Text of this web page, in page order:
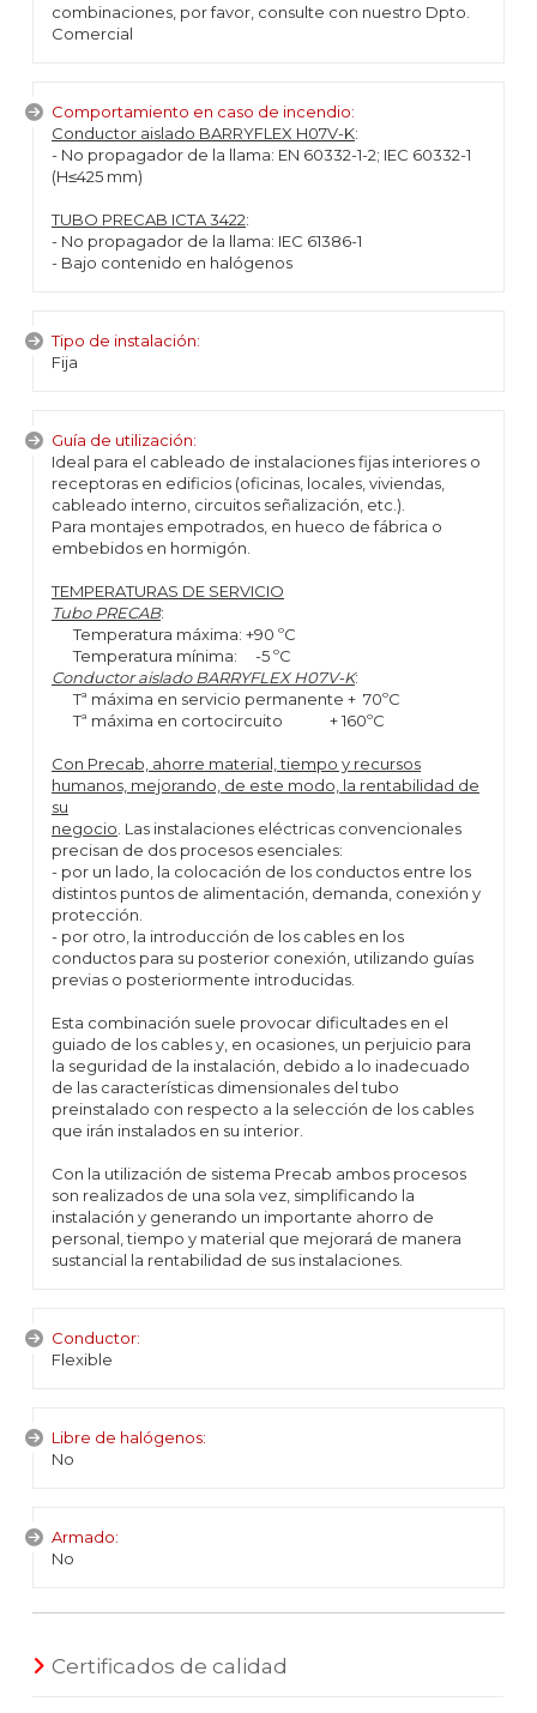
combinaciones, por favor, consulte con nuestro Dpto.
Comercial
Comportamiento en caso de incendio:
Conductor aislado BARRYFLEX H07V-K:
- No propagador de la llama: EN 60332-1-2; IEC 60332-1
(H≤425 mm)
TUBO PRECAB ICTA 3422:
- No propagador de la llama: IEC 61386-1
- Bajo contenido en halógenos
Tipo de instalación:
Fija
Guía de utilización:
Ideal para el cableado de instalaciones fijas interiores o
receptoras en edificios (oficinas, locales, viviendas,
cableado interno, circuitos señalización, etc.).
Para montajes empotrados, en hueco de fábrica o
embebidos en hormigón.
TEMPERATURAS DE SERVICIO
Tubo PRECAB:
Temperatura máxima: +90 ºC
Temperatura mínima: -5 ºC
Conductor aislado BARRYFLEX H07V-K:
Tª máxima en servicio permanente + 70ºC
Tª máxima en cortocircuito + 160ºC
Con Precab, ahorre material, tiempo y recursos
humanos, mejorando, de este modo, la rentabilidad de
su
negocio . Las instalaciones eléctricas convencionales
precisan de dos procesos esenciales:
- por un lado, la colocación de los conductos entre los
distintos puntos de alimentación, demanda, conexión y
protección.
- por otro, la introducción de los cables en los
conductos para su posterior conexión, utilizando guías
previas o posteriormente introducidas.
Esta combinación suele provocar dificultades en el
guiado de los cables y, en ocasiones, un perjuicio para
la seguridad de la instalación, debido a lo inadecuado
de las características dimensionales del tubo
preinstalado con respecto a la selección de los cables
que irán instalados en su interior.
Con la utilización de sistema Precab ambos procesos
son realizados de una sola vez, simplificando la
instalación y generando un importante ahorro de
personal, tiempo y material que mejorará de manera
sustancial la rentabilidad de sus instalaciones.
Conductor:
Flexible
Libre de halógenos:
No
Armado:
No
Certificados de calidad